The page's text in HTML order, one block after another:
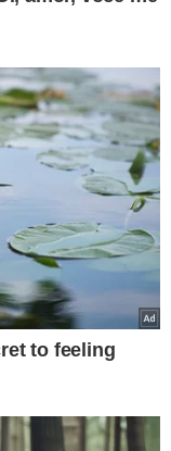
TERESINA